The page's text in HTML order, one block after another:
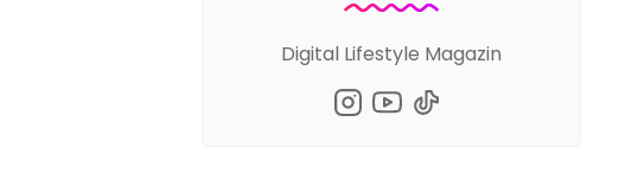
Digital Lifestyle Magazin